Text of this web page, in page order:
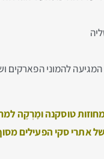
המגיעה להמוני
טוסקנהומָרְקֶה
סקי הפעילים